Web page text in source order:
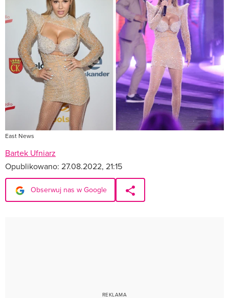
East News
Bartek Ufniarz
Opublikowano: 27.08.2022, 21:15
Obserwuj nas w Google